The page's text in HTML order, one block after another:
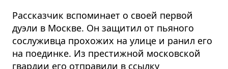
Рассказчик вспоминает о своей первой
дуэли в Москве. Он защитил от пьяного
сослуживца прохожих на улице и ранил его
на поединке. Из престижной московской
гвардии его отправили в ссылку